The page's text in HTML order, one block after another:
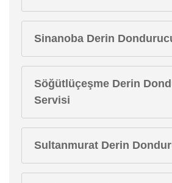
Sinanoba Derin
Söğütlüçeşme Derin
Servisi
Sultanmurat Derin